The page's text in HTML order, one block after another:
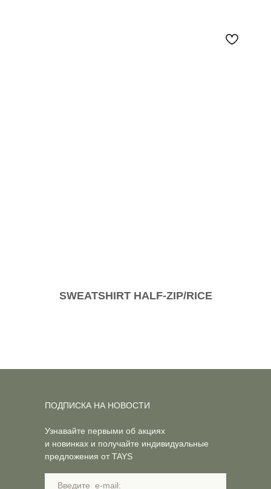
SWEATSHIRT HALF-ZIP/RICE
Узнавайте первыми об акциях
и новинках и получайте индивидуальные
предложения от TAYS
ПОДПИСКА НА НОВОСТИ